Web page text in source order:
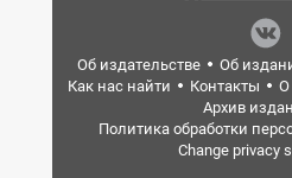
Об издательстве Об
Как нас найти
Контакты О
Архив
Политика обработки
Change privacy